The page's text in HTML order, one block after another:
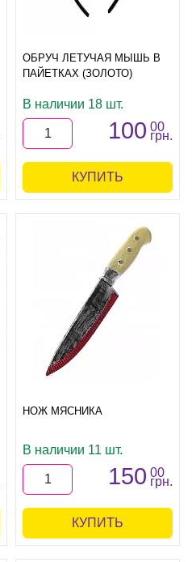
ОБРУЧ ЛЕТУЧАЯ МЫШЬ В
ПАЙЕТКАХ (ЗОЛОТО)
В наличии 18 шт.
100 00
грн.
КУПИТЬ
НОЖ МЯСНИКА
В наличии 11 шт.
150 00
грн.
КУПИТЬ